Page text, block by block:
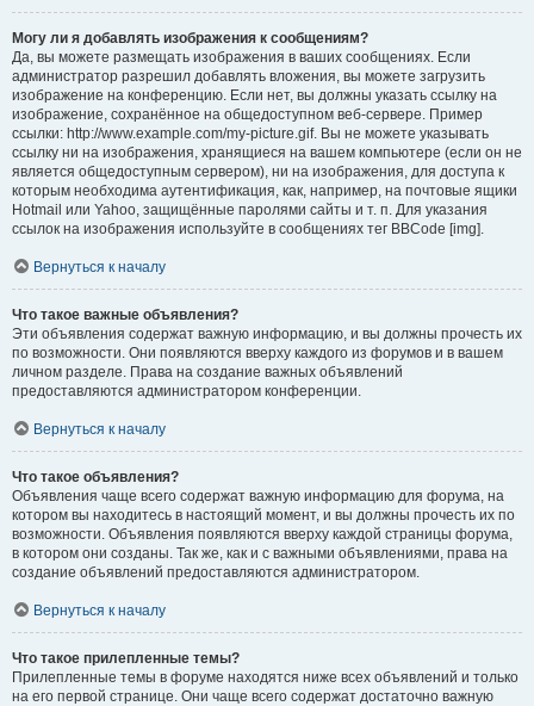
Могу ли я добавлять изображения к сообщениям?
Да, вы можете размещать изображения в ваших сообщениях. Если
администратор разрешил добавлять вложения, вы можете загрузить
изображение на конференцию. Если нет, вы должны указать ссылку на
изображение, сохранённое на общедоступном веб-сервере. Пример
ссылки: http://www.example.com/my-picture.gif. Вы не можете указывать
ссылку ни на изображения, хранящиеся на вашем компьютере (если он не
является общедоступным сервером), ни на изображения, для доступа к
которым необходима аутентификация, как, например, на почтовые ящики
Hotmail или Yahoo, защищённые паролями сайты и т. п. Для указания
ссылок на изображения используйте в сообщениях тег BBCode [img].
Вернуться к началу
Что такое важные объявления?
Эти объявления содержат важную информацию, и вы должны прочесть их
по возможности. Они появляются вверху каждого из форумов и в вашем
личном разделе. Права на создание важных объявлений
предоставляются администратором конференции.
Вернуться к началу
Что такое объявления?
Объявления чаще всего содержат важную информацию для форума, на
котором вы находитесь в настоящий момент, и вы должны прочесть их по
возможности. Объявления появляются вверху каждой страницы форума,
в котором они созданы. Так же, как и с важными объявлениями, права на
создание объявлений предоставляются администратором.
Вернуться к началу
Что такое прилепленные темы?
Прилепленные темы в форуме находятся ниже всех объявлений и только
на его первой странице. Они чаще всего содержат достаточно важную